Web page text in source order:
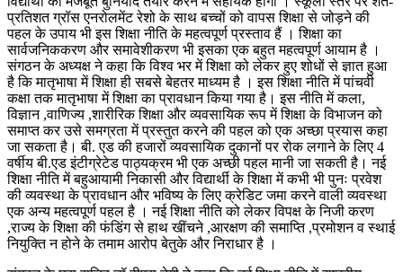
प्रतिशत ग्रॉस एनरोलमेंट रेशो के साथ बच्चों को वापस शिक्षा से जोड़ने की
पहल के उपाय भी इस शिक्षा नीति के महत्वपूर्ण प्रस्ताव हैं । शिक्षा का
सार्वजनिककरण और समावेशीकरण भी इसका एक बहुत महत्वपूर्ण आयाम है ।
संगठन के अध्यक्ष ने कहा कि विश्व भर में शिक्षा को लेकर हुए शोधों से ज्ञात हुआ
है कि मातृभाषा में शिक्षा ही सबसे बेहतर माध्यम है । इस शिक्षा नीति में पांचवी
कक्षा तक मातृभाषा में शिक्षा का प्रावधान किया गया है। इस नीति में कला,
विज्ञान ,वाणिज्य ,शारीरिक शिक्षा और व्यवसायिक रूप में शिक्षा के विभाजन को
समाप्त कर उसे समग्रता में प्रस्तुत करने की पहल को एक अच्छा प्रयास कहा
जा सकता है। बी. एड की हजारों व्यवसायिक दुकानों पर रोक लगाने के लिए 4
वर्षीय बी.एड इंटीग्रेटेड पाठ्यक्रम भी एक अच्छी पहल मानी जा सकती है। नई
शिक्षा नीति में बहुआयामी निकासी और विद्यार्थी के शिक्षा में कभी भी पुनः प्रवेश
की व्यवस्था के प्रावधान और भविष्य के लिए क्रेडिट जमा करने वाली व्यवस्था
एक अन्य महत्वपूर्ण पहल है । नई शिक्षा नीति को लेकर विपक्ष के निजी करण
,राज्य के शिक्षा की फंडिंग से हाथ खींचने ,आरक्षण की समाप्ति ,प्रमोशन व स्थाई
नियुक्ति न होने के तमाम आरोप बेतुके और निराधार है ।